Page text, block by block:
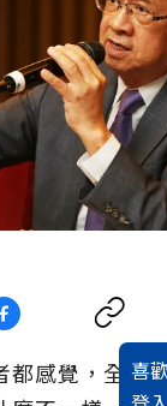
喜
都感覺，全聯